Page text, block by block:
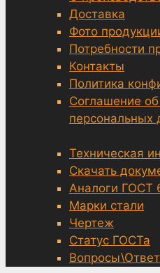
Доставка
Фото
Потребности
Контакты
Политика
Соглашение
персональных
Техническая
Скачать
Аналоги ГОСТ
Марки стали
Чертеж
Статус ГОСТа